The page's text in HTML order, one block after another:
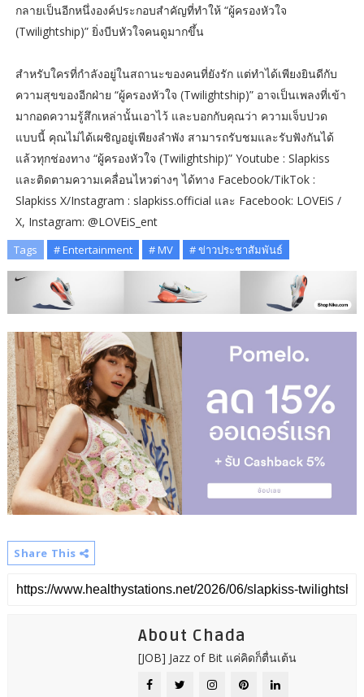
กลายเป็นอีกหนึ่งองค์ประกอบสำคัญที่ทำให้ “ผู้ครองหัวใจ
(Twilightship)” ยิ่งบีบหัวใจคนดูมากขึ้น
สำหรับใครที่กำลังอยู่ในสถานะของคนที่ยังรัก แต่ทำได้เพียงยินดีกับ
ความสุขของอีกฝ่าย “ผู้ครองหัวใจ (Twilightship)” อาจเป็นเพลงที่เข้า
มากอดความรู้สึกเหล่านั้นเอาไว้ และบอกกับคุณว่า ความเจ็บปวด
แบบนี้ คุณไม่ได้เผชิญอยู่เพียงลำพัง สามารถรับชมและรับฟังกันได้
แล้วทุกช่องทาง “ผู้ครองหัวใจ (Twilightship)” Youtube : Slapkiss
และติดตามความเคลื่อนไหวต่างๆ ได้ทาง Facebook/TikTok :
Slapkiss X/Instagram : slapkiss.official และ Facebook: LOVEiS /
X, Instagram: @LOVEiS_ent
Tags # Entertainment # MV # ข่าวประชาสัมพันธ์
Share This
About Chada
[JOB] Jazz of Bit แค่คิดก็ตื่นเต้น